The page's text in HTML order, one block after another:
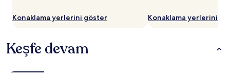
Konaklama yerlerini göster Konaklama yerlerini
Keşfe devam